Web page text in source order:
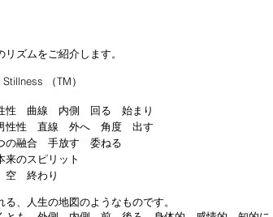
ズムをご紹介します。
（TM）
性 曲線 内側 回る 始まり
性性 直線 外へ 角度 出す
融合 手放す 委ねる
のスピリット
終わり
、人生の地図のようなものです。